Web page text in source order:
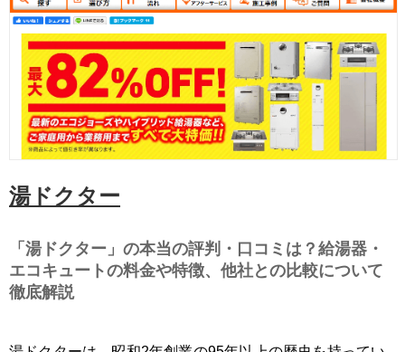
湯ドクター
「湯ドクター」の本当の評判・口コミは？給湯器・
エコキュートの料金や特徴、他社との比較について
徹底解説